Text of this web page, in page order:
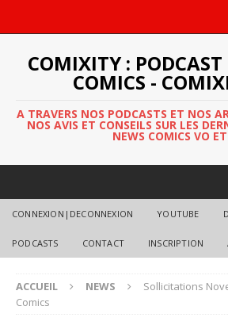
COMIXITY : PODCAST
COMICS -
A TRAVERS NOS PODCASTS ET NOS
NOS AVIS ET CONSEILS SUR LES
NEWS COMICS VO
CONNEXION|DECONNEXION YOUTUBE
PODCASTS CONTACT INSCRIPTION
ACCUEIL NEWS
Sollicitations
Comics